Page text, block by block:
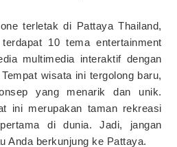
terletak di Pattaya Thailand,
10 tema entertainment
multimedia interaktif dengan
wisata ini tergolong baru,
yang menarik dan unik.
ini merupakan taman rekreasi
di dunia. Jadi, jangan
Anda berkunjung ke Pattaya.